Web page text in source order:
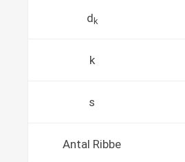
d k
k
s
Antal Ribbe